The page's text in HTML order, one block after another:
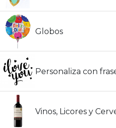
Globos
Personaliza con
Vinos, Licores y